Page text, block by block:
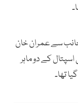
سے عمران خان
کے دو ماہر
تھا۔